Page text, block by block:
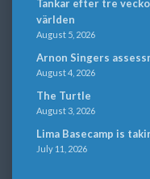
Tankar efter tre
världen
August 5, 2026
Arnon Singers
August 4, 2026
The Turtle
August 3, 2026
Lima Basecamp is
July 11, 2026